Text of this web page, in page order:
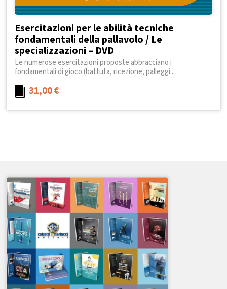
Esercitazioni per le abilità tecniche
fondamentali della pallavolo / Le
specializzazioni – DVD
Le numerose esercitazioni proposte abbracciano i
fondamentali di gioco (battuta, ricezione, palleggi...
31,00€